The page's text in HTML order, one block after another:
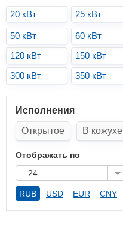
20 кВт
25 кВт
50 кВт 60 кВт
120 кВт
150 кВт
300 кВт
350 кВт
Исполнения
Открытое
В кожухе
Отображать по
24
RUB USD EUR CNY